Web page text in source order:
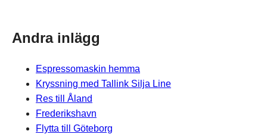
Andra inlägg
Espressomaskin hemma
Kryssning med Tallink Silja Line
Res till Åland
Frederikshavn
Flytta till Göteborg